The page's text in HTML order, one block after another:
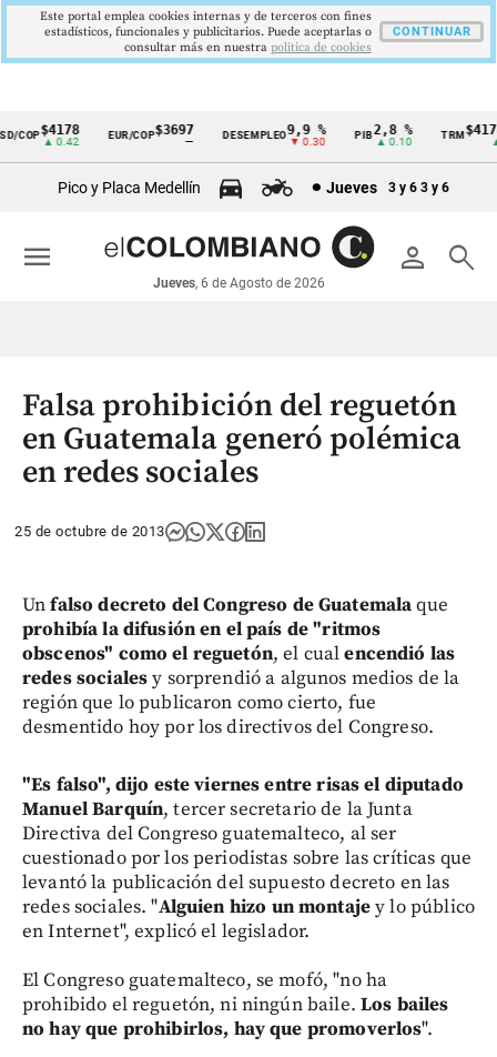
Cintillo
económicos
Colombia
COP$4178
▲ 0.42
EUR/COP$3697 DESEMPLEO 9,9 %
▼ 0.30
PIB2,8 %
▲ 0.10
TRM
▲
Pico y Placa Medellín Jueves 3 y 6 3 y 6
person search
Jueves, 6 de Agosto de 2026
menu
Falsa prohibición del reguetón
en Guatemala generó polémica
en redes sociales
25 de octubre de 2013
Unfalso decreto del Congreso de Guatemalaque
prohibía la difusión en el país de "ritmos
obscenos" como el reguetón, el cualencendió las
redes socialesy sorprendió a algunos medios de la
región que lo publicaron como cierto, fue
desmentido hoy por los directivos del Congreso.
"Es falso", dijo este viernes entre risas el diputado
Manuel Barquín, tercer secretario de la Junta
Directiva del Congreso guatemalteco, al ser
cuestionado por los periodistas sobre las críticas que
levantó la publicación del supuesto decreto en las
redes sociales. "Alguien hizo un montajey lo público
en Internet", explicó el legislador.
El Congreso guatemalteco, se mofó, "no ha
prohibido el reguetón, ni ningún baile. Los bailes
no hay que prohibirlos, hay que promoverlos".
Este portal emplea cookies internas y de terceros con fines
estadísticos, funcionales y publicitarios. Puede aceptarlas o
consultar más en nuestra politica de cookies
CONTINUAR